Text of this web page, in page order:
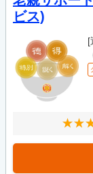
ビス)
[